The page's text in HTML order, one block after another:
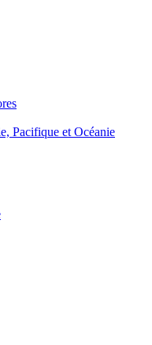
Pacifique et Océanie